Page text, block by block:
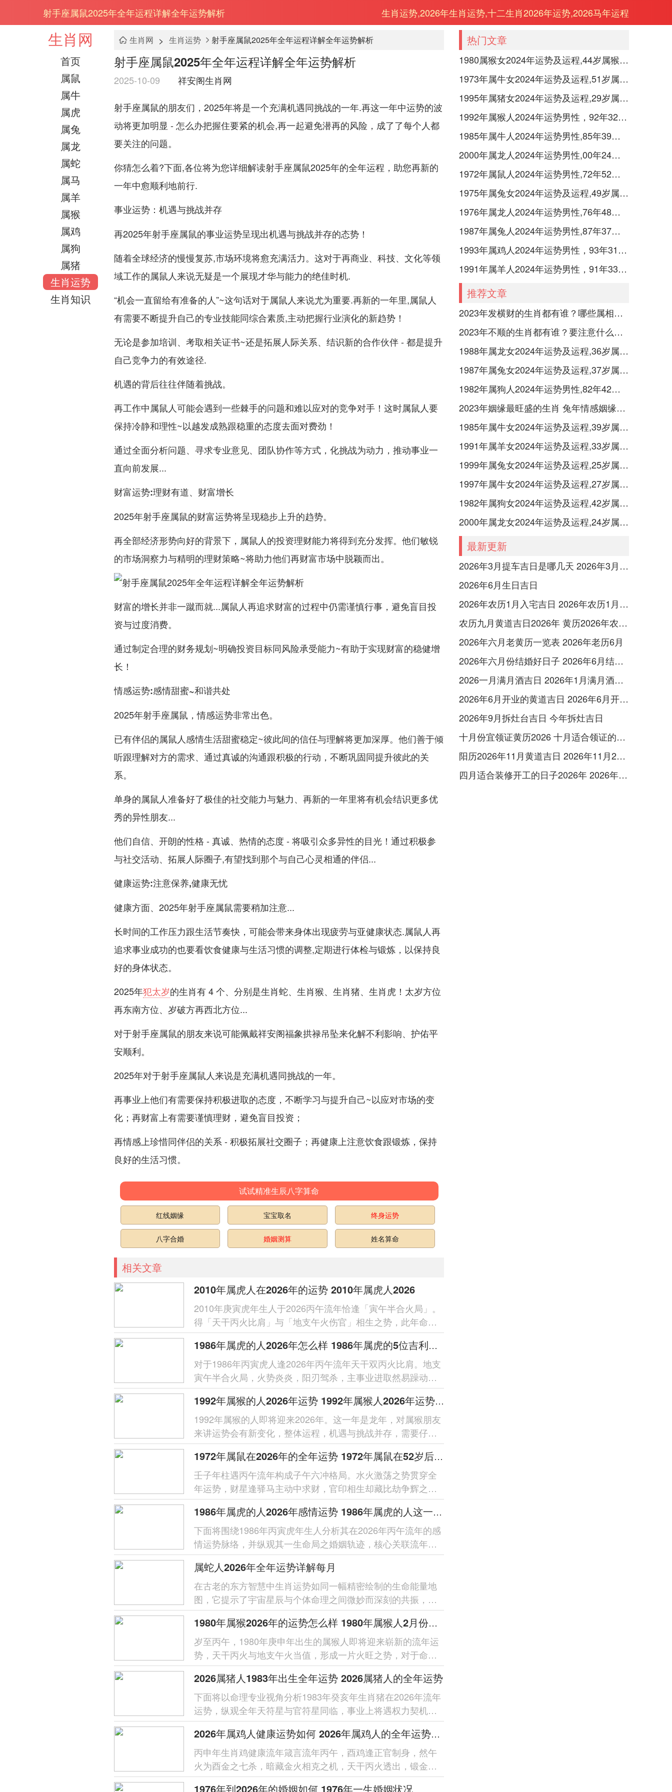
射手座属鼠2025年全年运程详解全年运势解析 生肖运势,2026年生肖运势,十二生肖2026年运势,2026马年运程
生肖网
首页
属鼠
属牛
属虎
属兔
属龙
属蛇
属马
属羊
属猴
属鸡
属狗
属猪
生肖运势
生肖知识
生肖网 > 生肖运势 射手座属鼠2025年全年运程详解全年运势解析
射手座属鼠2025年全年运程详解全年运势解析
2025-10-09 祥安阁生肖网
射手座属鼠的朋友们，2025年将是一个充满机遇同挑战的一年.再这一年中运势的波
动将更加明显 - 怎么办把握住要紧的机会,再一起避免潜再的风险，成了了每个人都
要关注的问题。
你猜怎么着?下面,各位将为您详细解读射手座属鼠2025年的全年运程，助您再新的
一年中愈顺利地前行.
事业运势：机遇与挑战并存
再2025年射手座属鼠的事业运势呈现出机遇与挑战并存的态势！
随着全球经济的慢慢复苏,市场环境将愈充满活力。这对于再商业、科技、文化等领
域工作的属鼠人来说无疑是一个展现才华与能力的绝佳时机.
“机会一直留给有准备的人”~这句话对于属鼠人来说尤为重要.再新的一年里,属鼠人
有需要不断提升自己的专业技能同综合素质,主动把握行业演化的新趋势！
无论是参加培训、考取相关证书~还是拓展人际关系、结识新的合作伙伴 - 都是提升
自己竞争力的有效途径.
机遇的背后往往伴随着挑战。
再工作中属鼠人可能会遇到一些棘手的问题和难以应对的竞争对手！这时属鼠人要
保持冷静和理性~以越发成熟跟稳重的态度去面对费劲！
通过全面分析问题、寻求专业意见、团队协作等方式，化挑战为动力，推动事业一
直向前发展...
财富运势:理财有道、财富增长
2025年射手座属鼠的财富运势将呈现稳步上升的趋势。
再全部经济形势向好的背景下，属鼠人的投资理财能力将得到充分发挥。他们敏锐
的市场洞察力与精明的理财策略~将助力他们再财富市场中脱颖而出。
财富的增长并非一蹴而就...属鼠人再追求财富的过程中仍需谨慎行事，避免盲目投
资与过度消费。
通过制定合理的财务规划~明确投资目标同风险承受能力~有助于实现财富的稳健增
长！
情感运势:感情甜蜜~和谐共处
2025年射手座属鼠，情感运势非常出色。
已有伴侣的属鼠人感情生活甜蜜稳定~彼此间的信任与理解将更加深厚。他们善于倾
听跟理解对方的需求、通过真诚的沟通跟积极的行动，不断巩固同提升彼此的关
系。
单身的属鼠人准备好了极佳的社交能力与魅力、再新的一年里将有机会结识更多优
秀的异性朋友...
他们自信、开朗的性格 - 真诚、热情的态度 - 将吸引众多异性的目光！通过积极参
与社交活动、拓展人际圈子,有望找到那个与自己心灵相通的伴侣...
健康运势:注意保养,健康无忧
健康方面、2025年射手座属鼠需要稍加注意...
长时间的工作压力跟生活节奏快，可能会带来身体出现疲劳与亚健康状态.属鼠人再
追求事业成功的也要看饮食健康与生活习惯的调整,定期进行体检与锻炼，以保持良
好的身体状态。
2025年犯太岁的生肖有 4 个、分别是生肖蛇、生肖猴、生肖猪、生肖虎！太岁方位
再东南方位、岁破方再西北方位...
对于射手座属鼠的朋友来说可能佩戴祥安阁福象拱禄吊坠来化解不利影响、护佑平
安顺利。
2025年对于射手座属鼠人来说是充满机遇同挑战的一年。
再事业上他们有需要保持积极进取的态度，不断学习与提升自己~以应对市场的变
化；再财富上有需要谨慎理财，避免盲目投资；
再情感上珍惜同伴侣的关系 - 积极拓展社交圈子；再健康上注意饮食跟锻炼，保持
良好的生活习惯。
试试精准生辰八字算命
红线姻缘 宝宝取名 终身运势
八字合婚 婚姻测算 姓名算命
相关文章
2010年属虎人在2026年的运势 2010年属虎人2026
2010年庚寅虎年生人于2026丙午流年恰逢「寅午半合火局」。
得「天干丙火比肩」与「地支午火伤官」相生之势，此年命局
呈「木火通明」之象，主聪慧...
1986年属虎的人2026年怎么样 1986年属虎的5位吉利数字
对于1986年丙寅虎人逢2026年丙午流年天干双丙火比肩。地支
寅午半合火局，火势炎炎，阳刃驾杀，主事业进取然易躁动；
财星受克，需防破耗；健康留意心火过...
1992年属猴的人2026年运势 1992年属猴人2026年运势及运程
1992年属猴的人即将迎来2026年。这一年是龙年，对属猴朋友
来讲运势会有新变化，整体运程，机遇与挑战并存，需要仔细
分析，每个在领域的细节。整体运势...
1972年属鼠在2026年的全年运势 1972年属鼠在52岁后的运气
壬子年柱遇丙午流年构成子午六冲格局。水火激荡之势贯穿全
年运势，财星逢驿马主动中求财，官印相生却藏比劫争辉之
象，唯借太岁相合之力可缓冲突，于...
1986年属虎的人2026年感情运势 1986年属虎的人这一生婚姻怎么样
下面将围绕1986年丙寅虎年生人分析其在2026年丙午流年的感
情运势脉络，并纵观其一生命局之婚姻轨迹，核心关联流年干
支对命局之作用、夫妻宫动之...
属蛇人2026年全年运势详解每月
在古老的东方智慧中生肖运势如同一幅精密绘制的生命能量地
图，它提示了宇宙星辰与个体命理之间微妙而深刻的共振，对
于属蛇之人来讲踏入2026丙午...
1980年属猴2026年的运势怎么样 1980年属猴人2月份运程
岁至丙午，1980年庚申年出生的属猴人即将迎来崭新的流年运
势，天干丙火与地支午火当值，形成一片火旺之势，对于命局
喜火的猴人来讲此为奋发有为的机...
2026属猪人1983年出生全年运势 2026属猪人的全年运势
下面将以命理专业视角分析1983年癸亥年生肖猪在2026年流年
运势，纵观全年天符星与官符星同临，事业上将遇权力契机却
易惹是非；天财星暗合太岁，财运...
2026年属鸡人健康运势如何 2026年属鸡人的全年运势如何
丙申年生肖鸡健康流年箴言流年丙午，酉鸡逢正官制身，然午
火为酉金之七杀，暗藏金火相克之机，天干丙火透出，锻金太
过需防心肺燥热、炎症突发，幸有「龙...
1976年到2026年的婚姻如何 1976年一生婚姻状况
热门文章
1980属猴女2024年运势及运程,44岁属猴人2024全年每月运势女性如何
1973年属牛女2024年运势及运程,51岁属牛人2024全年每月运势女性如何
1995年属猪女2024年运势及运程,29岁属猪人2024全年每月运势女性如何
1992年属猴人2024年运势男性，92年32岁属猴男2024年每月运程怎么样
1985年属牛人2024年运势男性,85年39岁属牛男2024年每月运程怎么样
2000年属龙人2024年运势男性,00年24岁属龙男2024年每月运程怎么样
1972年属鼠人2024年运势男性,72年52岁属鼠男2024年每月运程怎么样
1975年属兔女2024年运势及运程,49岁属兔人2024全年每月运势女性如何
1976年属龙人2024年运势男性,76年48岁属龙男2024年每月运程怎么样
1987年属兔人2024年运势男性,87年37岁属兔男2024年每月运程怎么样
1993年属鸡人2024年运势男性，93年31岁属鸡男2024年每月运程怎么样
1991年属羊人2024年运势男性，91年33岁属羊男2024年每月运程怎么样
推荐文章
2023年发横财的生肖都有谁？哪些属相财运旺盛？
2023年不顺的生肖都有谁？要注意什么呢？
1988年属龙女2024年运势及运程,36岁属龙人2024全年每月运势女性如何
1987年属兔女2024年运势及运程,37岁属兔人2024全年每月运势女性如何
1982年属狗人2024年运势男性,82年42岁属狗男2024年每月运程怎么样
2023年姻缘最旺盛的生肖 兔年情感姻缘运比较旺的属相
1985年属牛女2024年运势及运程,39岁属牛人2024全年每月运势女性如何
1991年属羊女2024年运势及运程,33岁属羊人2024全年每月运势女性如何
1999年属兔女2024年运势及运程,25岁属兔人2024全年每月运势女性如何
1997年属牛女2024年运势及运程,27岁属牛人2024全年每月运势女性如何
1982年属狗女2024年运势及运程,42岁属狗人2024全年每月运势女性如何
2000年属龙女2024年运势及运程,24岁属龙人2024全年每月运势女性如何
最新更新
2026年3月提车吉日是哪几天 2026年3月26号提车
2026年6月生日吉日
2026年农历1月入宅吉日 2026年农历1月入宅最好的日子
农历九月黄道吉日2026年 黄历2026年农历九月黄道吉日查询
2026年六月老黄历一览表 2026年老历6月
2026年六月份结婚好日子 2026年6月结婚好吗
2026一月满月酒吉日 2026年1月满月酒吉日
2026年6月开业的黄道吉日 2026年6月开业黄道吉日查询
2026年9月拆灶台吉日 今年拆灶吉日
十月份宜领证黄历2026 十月适合领证的好日子2026年
阳历2026年11月黄道吉日 2026年11月26日阳历黄道吉日
四月适合装修开工的日子2026年 2026年四月份适合装修开工的黄道吉日